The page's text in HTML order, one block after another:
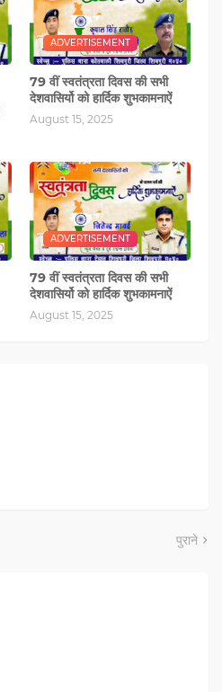
ADVERTISEMENT
79 वीं स्वतंत्रता दिवस की सभी
देशवासिर्यो को हार्दिक शुभकामनाऐं
August 15, 2025
ADVERTISEMENT
79 वीं स्वतंत्रता दिवस की सभी
देशवासिर्यो को हार्दिक शुभकामनाऐं
August 15, 2025
पुराने